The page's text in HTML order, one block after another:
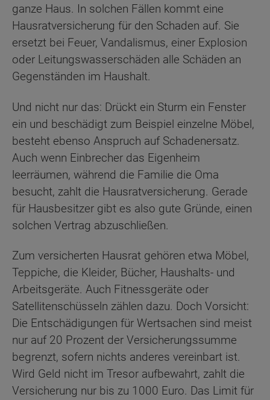
ganze Haus. In solchen Fällen kommt eine
Hausratversicherung für den Schaden auf. Sie
ersetzt bei Feuer, Vandalismus, einer Explosion
oder Leitungswasserschäden alle Schäden an
Gegenständen im Haushalt.
Und nicht nur das: Drückt ein Sturm ein Fenster
ein und beschädigt zum Beispiel einzelne Möbel,
besteht ebenso Anspruch auf Schadenersatz.
Auch wenn Einbrecher das Eigenheim
leerräumen, während die Familie die Oma
besucht, zahlt die Hausratversicherung. Gerade
für Hausbesitzer gibt es also gute Gründe, einen
solchen Vertrag abzuschließen.
Zum versicherten Hausrat gehören etwa Möbel,
Teppiche, die Kleider, Bücher, Haushalts- und
Arbeitsgeräte. Auch Fitnessgeräte oder
Satellitenschüsseln zählen dazu. Doch Vorsicht:
Die Entschädigungen für Wertsachen sind meist
nur auf 20 Prozent der Versicherungssumme
begrenzt, sofern nichts anderes vereinbart ist.
Wird Geld nicht im Tresor aufbewahrt, zahlt die
Versicherung nur bis zu 1000 Euro. Das Limit für